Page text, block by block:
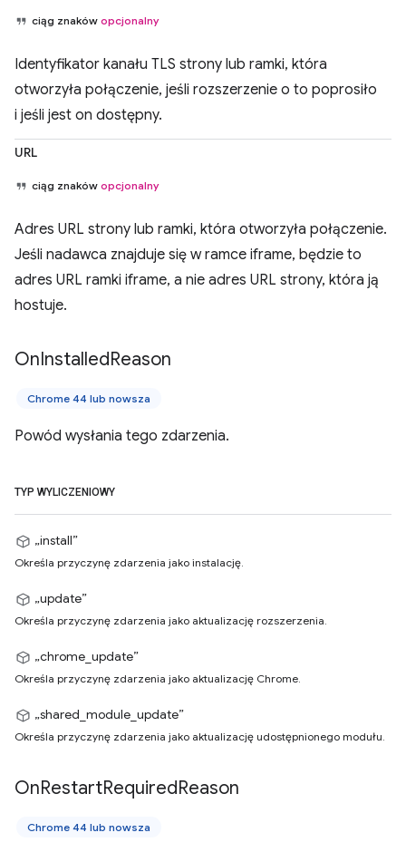
ciąg znaków opcjonalny
Identyfikator kanału TLS strony lub ramki, która
otworzyła połączenie, jeśli rozszerzenie o to poprosiło
i jeśli jest on dostępny.
URL
ciąg znaków opcjonalny
Adres URL strony lub ramki, która otworzyła połączenie.
Jeśli nadawca znajduje się w ramce iframe, będzie to
adres URL ramki iframe, a nie adres URL strony, która ją
hostuje.
OnInstalledReason
Chrome 44 lub nowsza
Powód wysłania tego zdarzenia.
TYP WYLICZENIOWY
„install”
Określa przyczynę zdarzenia jako instalację.
„update”
Określa przyczynę zdarzenia jako aktualizację rozszerzenia.
„chrome_update”
Określa przyczynę zdarzenia jako aktualizację Chrome.
„shared_module_update”
Określa przyczynę zdarzenia jako aktualizację udostępnionego modułu.
OnRestartRequiredReason
Chrome 44 lub nowsza